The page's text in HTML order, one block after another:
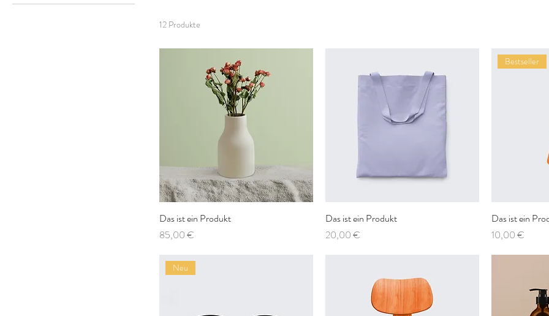
250 ml
12 Produkte
Das ist ein Produkt
Preis
85,00 €
Das ist ein Produkt
Preis
20,00 €
Bestseller
Das ist ein
Preis
10,00 €
Neu